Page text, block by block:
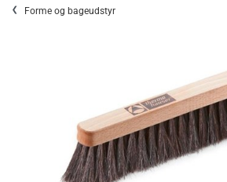
Forme og bageudstyr